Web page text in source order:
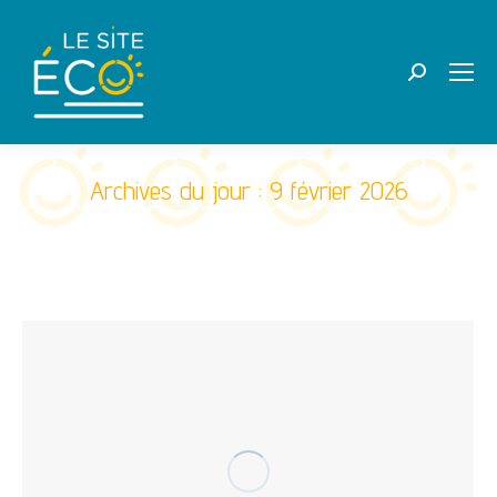
Recherche
Archives du jour :9 février 2026